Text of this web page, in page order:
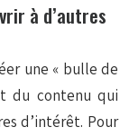
à d’autres
une « bulle de
du contenu qui
d’intérêt. Pour